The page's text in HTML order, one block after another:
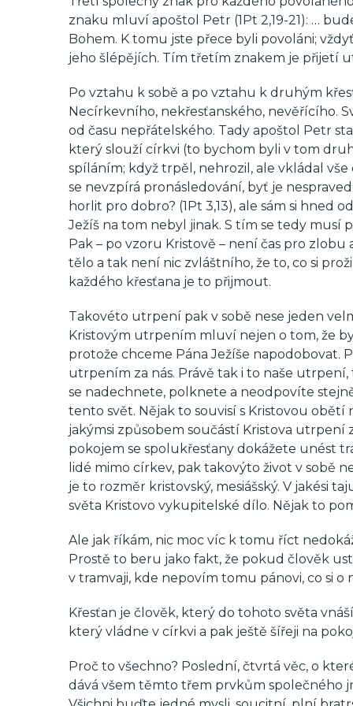
znaku mluví apoštol Petr (1Pt 2,19-21): …
Bohem. K tomu jste přece byli povoláni;
jeho šlépějích. Tím třetím znakem je přijetí
Po vztahu k sobě a po vztahu k druhým
Necírkevního, nekřesťanského, nevěřícího.
od času nepřátelského. Tady apoštol Petr
který slouží církvi (to bychom byli v tom
spíláním; když trpěl, nehrozil, ale vkládal
se nevzpírá pronásledování, byť je
horlit pro dobro? (1Pt 3,13), ale sám si hned
Ježíš na tom nebyl jinak. S tím se tedy musí
Pak – po vzoru Kristově – není čas pro
tělo a tak není nic zvláštního, že to, co si
každého křesťana je to přijmout.
Takovéto utrpení pak v sobě nese jeden
Kristovým utrpením mluví nejen o tom, že
protože chceme Pána Ježíše
utrpením za nás. Právě tak i to naše
se nadechnete, polknete a neodpovíte
tento svět. Nějak to souvisí s Kristovou obětí
jakýmsi způsobem součástí Kristova
pokojem se spolukřesťany dokážete unést
lidé mimo církev, pak takovýto život v sobě
je to rozměr kristovský, mesiášský. V jakési
světa Kristovo vykupitelské dílo. Nějak to
Ale jak říkám, nic moc víc k tomu říct
Prostě to beru jako fakt, že pokud člověk
v tramvaji, kde nepovím tomu pánovi, co si o
Křesťan je člověk, který do tohoto světa
který vládne v církvi a pak ještě šířeji na
Proč to všechno? Poslední, čtvrtá věc, o
dává všem těmto třem prvkům společného